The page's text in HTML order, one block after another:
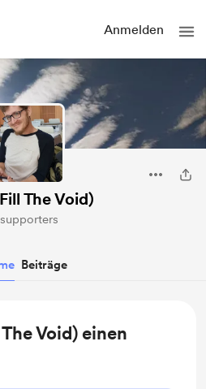
Anmelden
The Void)
Beiträge
Void) einen